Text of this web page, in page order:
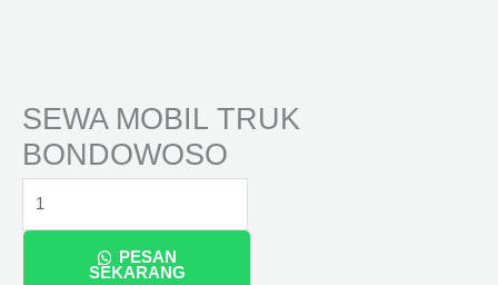
SEWA MOBIL TRUK
BONDOWOSO
PESAN
SEKARANG